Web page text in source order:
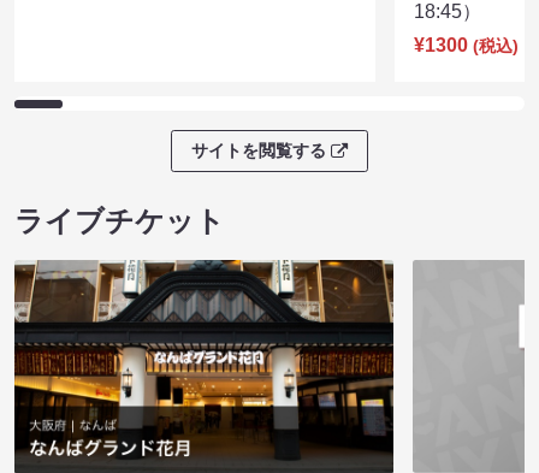
18:45）
¥1300 (税込)
サイトを閲覧する
ライブチケット